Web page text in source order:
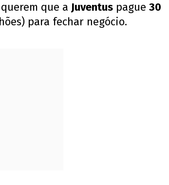
que a Juventus pague 30
para fechar negócio.